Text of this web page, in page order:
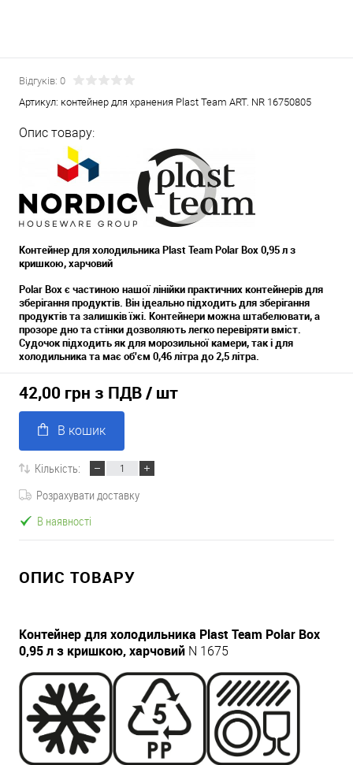
Відгуків: 0
Артикул: контейнер для хранения Plast Team ART. NR 16750805
Опис товару:
Контейнер для холодильника Plast Team Polar Box 0,95 л з
кришкою, харчовий
Polar Box є частиною нашої лінійки практичних контейнерів для
зберігання продуктів. Він ідеально підходить для зберігання
продуктів та залишків їжі. Контейнери можна штабелювати, а
прозоре дно та стінки дозволяють легко перевіряти вміст.
Судочок підходить як для морозильної камери, так і для
холодильника та має об'єм 0,46 літра до 2,5 літра.
42,00 грн з ПДВ/ шт
В кошик
Кількість:
Розрахувати доставку
В наявності
ОПИС ТОВАРУ
Контейнер для холодильника Plast Team Polar Box
0,95 л з кришкою, харчовий N 1675